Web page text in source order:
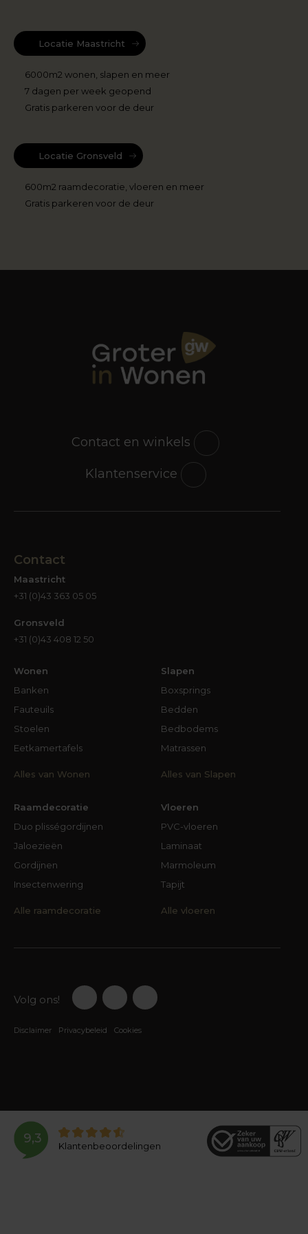
Locatie Maastricht
6000m2 wonen, slapen en meer
7 dagen per week geopend
Gratis parkeren voor de deur
Locatie Gronsveld
600m2 raamdecoratie, vloeren en meer
Gratis parkeren voor de deur
Contact en winkels
Klantenservice
Contact
Maastricht
+31 (0)43 363 05 05
Gronsveld
+31 (0)43 408 12 50
Wonen
Banken
Fauteuils
Stoelen
Eetkamertafels
Alles van Wonen
Slapen
Boxsprings
Bedden
Bedbodems
Matrassen
Alles van Slapen
Raamdecoratie
Duo plisségordijnen
Jaloezieën
Gordijnen
Insectenwering
Alle raamdecoratie
Vloeren
PVC-vloeren
Laminaat
Marmoleum
Tapijt
Alle vloeren
Volg ons!
Disclaimer Privacybeleid Cookies
9,3
Klantenbeoordelingen